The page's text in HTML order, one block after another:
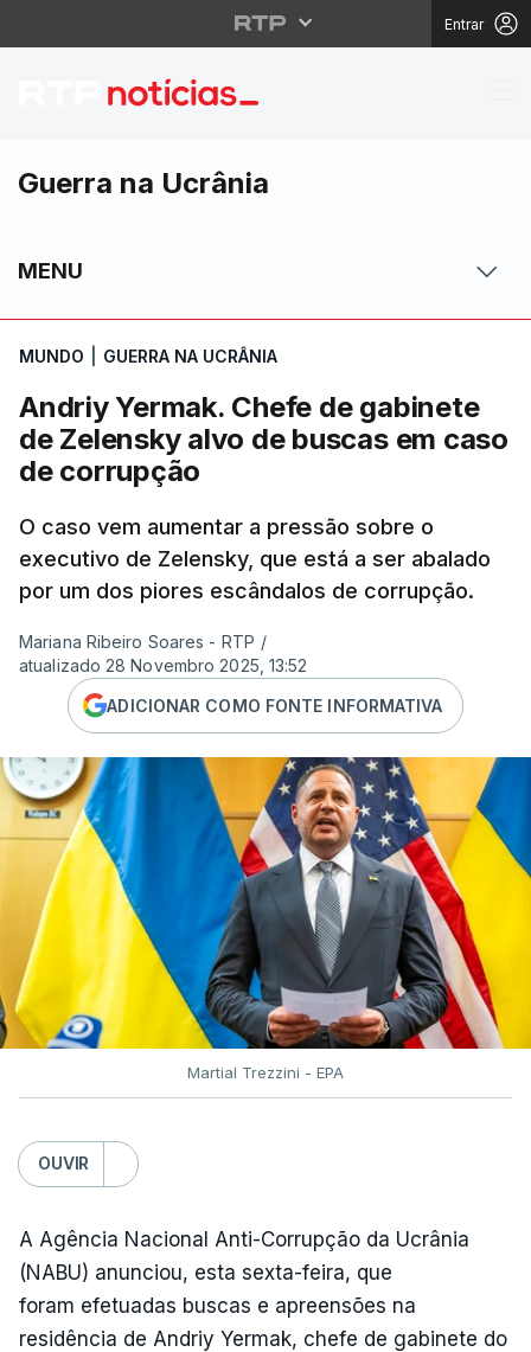
Entrar
Andriy Yermak.
Guerra na Ucrânia
MENU
MUNDO GUERRA NA UCRÂNIA
Andriy Yermak. Chefe de gabinete
de Zelensky alvo de buscas em caso
de corrupção
O caso vem aumentar a pressão sobre o
executivo de Zelensky, que está a ser abalado
por um dos piores escândalos de corrupção.
Mariana Ribeiro Soares - RTP /
atualizado 28 Novembro 2025, 13:52
ADICIONAR COMO FONTE INFORMATIVA
Martial Trezzini - EPA
OUVIR
A Agência Nacional Anti-Corrupção da Ucrânia
(NABU) anunciou, esta sexta-feira, que
foram efetuadas buscas e apreensões na
residência de Andriy Yermak, chefe de gabinete do